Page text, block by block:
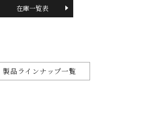
在庫一覧表
製品ラインナップ一覧